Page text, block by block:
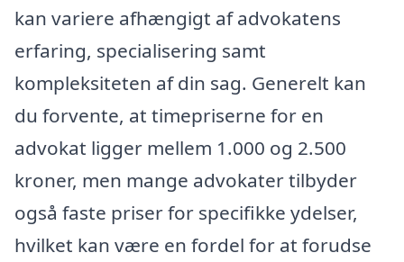
kan variere afhængigt af advokatens
erfaring, specialisering samt
kompleksiteten af din sag. Generelt kan
du forvente, at timepriserne for en
advokat ligger mellem 1.000 og 2.500
kroner, men mange advokater tilbyder
også faste priser for specifikke ydelser,
hvilket kan være en fordel for at forudse